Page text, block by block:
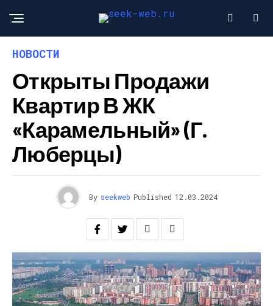
НОВОСТИ
Открыты Продажи
Квартир В ЖК
«Карамельный» (г.
Люберцы)
By seekweb Published 12.03.2024